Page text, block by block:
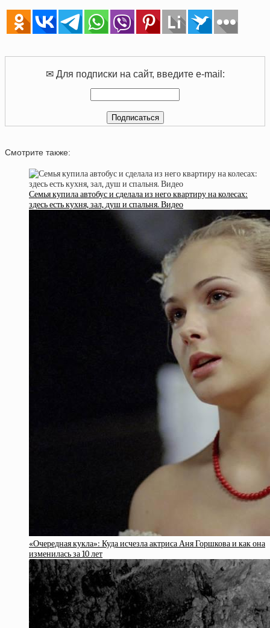
✉ Для подписки на сайт, введите e-mail:
Смотрите также:
Семья купила автобус и сделала из него квартиру на колесах:
здесь есть кухня, зал, душ и спальня. Видео
«Очередная кукла»: Куда исчезла актриса Аня Горшкова и как она
изменилась за 10 лет